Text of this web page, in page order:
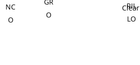
Clear